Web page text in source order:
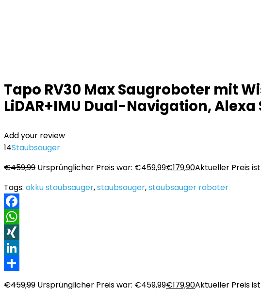
Tapo RV30 Max Saugroboter mit
LiDAR+IMU Dual-Navigation,
Add your review
14Staubsauger
€459,99 Ursprünglicher Preis war: €459,99€179,90Aktueller Preis
Tags: akku staubsauger,staubsauger,staubsauger roboter
Facebook
WhatsApp
XING
LinkedIn
€459,99 Ursprünglicher Preis war: €459,99€179,90Aktueller Preis